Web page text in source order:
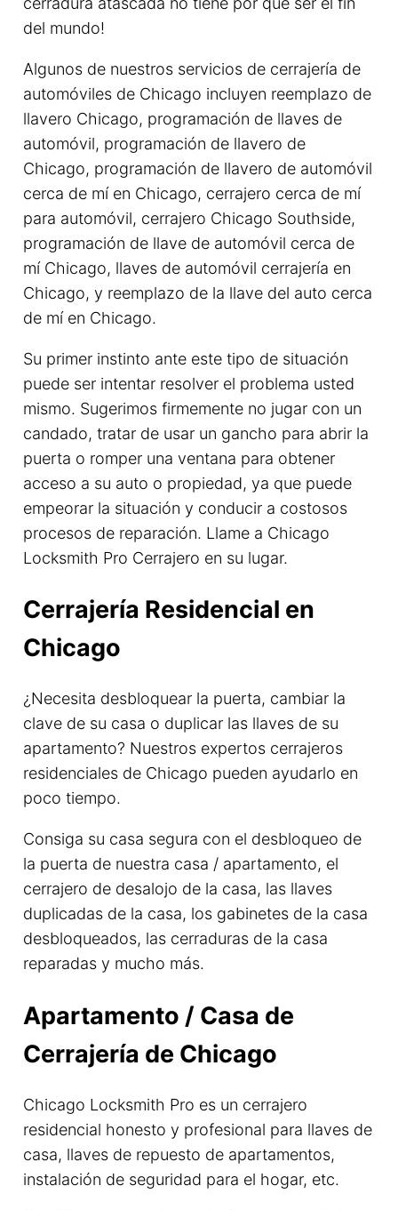
del mundo!
Algunos de nuestros servicios de cerrajería de
automóviles de Chicago incluyen reemplazo de
llavero Chicago, programación de llaves de
automóvil, programación de llavero de
Chicago, programación de llavero de automóvil
cerca de mí en Chicago, cerrajero cerca de mí
para automóvil, cerrajero Chicago Southside,
programación de llave de automóvil cerca de
mí Chicago, llaves de automóvil cerrajería en
Chicago, y reemplazo de la llave del auto cerca
de mí en Chicago.
Su primer instinto ante este tipo de situación
puede ser intentar resolver el problema usted
mismo. Sugerimos firmemente no jugar con un
candado, tratar de usar un gancho para abrir la
puerta o romper una ventana para obtener
acceso a su auto o propiedad, ya que puede
empeorar la situación y conducir a costosos
procesos de reparación. Llame a Chicago
Locksmith Pro Cerrajero en su lugar.
Cerrajería Residencial en
Chicago
¿Necesita desbloquear la puerta, cambiar la
clave de su casa o duplicar las llaves de su
apartamento? Nuestros expertos cerrajeros
residenciales de Chicago pueden ayudarlo en
poco tiempo.
Consiga su casa segura con el desbloqueo de
la puerta de nuestra casa / apartamento, el
cerrajero de desalojo de la casa, las llaves
duplicadas de la casa, los gabinetes de la casa
desbloqueados, las cerraduras de la casa
reparadas y mucho más.
Apartamento / Casa de
Cerrajería de Chicago
Chicago Locksmith Pro es un cerrajero
residencial honesto y profesional para llaves de
casa, llaves de repuesto de apartamentos,
instalación de seguridad para el hogar, etc.